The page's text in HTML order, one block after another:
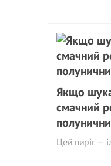
Якщо
смачний
Цей пиріг —